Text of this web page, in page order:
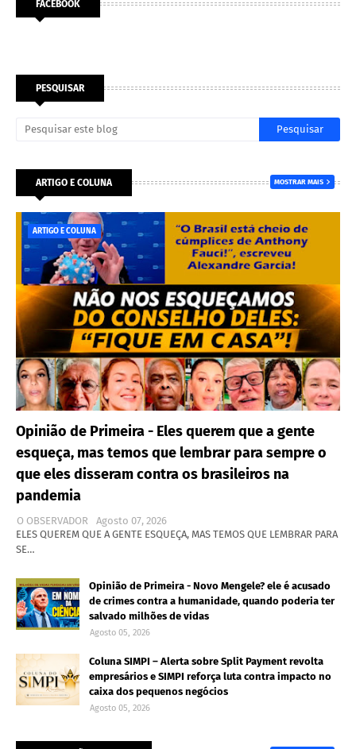
FACEBOOK
PESQUISAR
ARTIGO E COLUNA MOSTRAR MAIS
ARTIGO E COLUNA
Opinião de Primeira - Eles querem que a gente
esqueça, mas temos que lembrar para sempre o
que eles disseram contra os brasileiros na
pandemia
O OBSERVADOR
Agosto 07, 2026
ELES QUEREM QUE A GENTE ESQUEÇA, MAS TEMOS QUE LEMBRAR PARA
SE…
Opinião de Primeira - Novo Mengele? ele é acusado
de crimes contra a humanidade, quando poderia ter
salvado milhões de vidas
Agosto 05, 2026
Coluna SIMPI – Alerta sobre Split Payment revolta
empresários e SIMPI reforça luta contra impacto no
caixa dos pequenos negócios
Agosto 05, 2026